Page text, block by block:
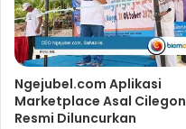
Ngejubel.com Aplikasi
Marketplace Asal Cilegon
Resmi Diluncurkan